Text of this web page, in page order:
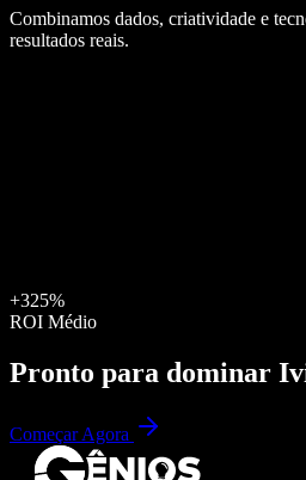
Combinamos dados, criatividade e
resultados reais.
+325%
ROI Médio
Pronto para dominar
Começar Agora